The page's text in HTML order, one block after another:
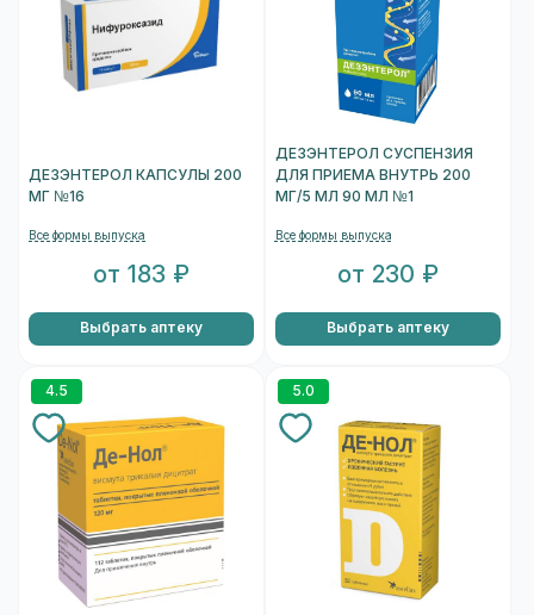
ДЕЗЭНТЕРОЛ КАПСУЛЫ 200
МГ №16
Все формы выпуска
от 183 ₽
Выбрать аптеку
ДЕЗЭНТЕРОЛ СУСПЕНЗИЯ
ДЛЯ ПРИЕМА ВНУТРЬ 200
МГ/5 МЛ 90 МЛ №1
Все формы выпуска
от 230 ₽
Выбрать аптеку
4.5 5.0